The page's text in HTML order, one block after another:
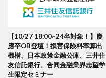
【10/27 18:00~24卒対象！】慶
應卒OB登壇！損害保険料率算出
機構、日本政策金融公庫、三井住
友信託銀行、合同金融業界志望学
生限定セミナー